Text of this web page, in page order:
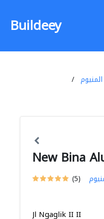
Buildeey
المنيوم
New Bina
(5)
Jl Ngaglik II II